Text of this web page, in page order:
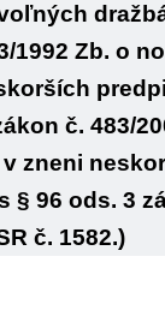
1992 Zb. o
č. 483/
zneni
§ 96 ods. 3
č. 1582.)